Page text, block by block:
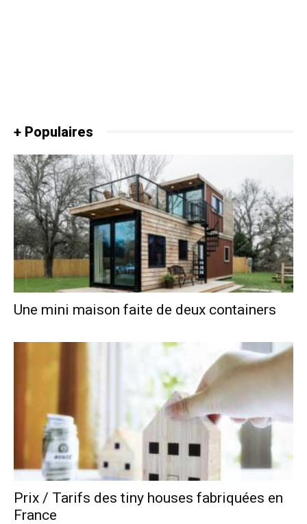
+ Populaires
Une mini maison faite de deux containers
Prix / Tarifs des tiny houses fabriquées en
France